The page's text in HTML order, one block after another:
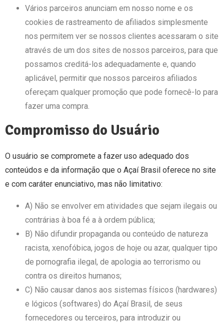
Vários parceiros anunciam em nosso nome e os
cookies de rastreamento de afiliados simplesmente
nos permitem ver se nossos clientes acessaram o site
através de um dos sites de nossos parceiros, para que
possamos creditá-los adequadamente e, quando
aplicável, permitir que nossos parceiros afiliados
ofereçam qualquer promoção que pode fornecê-lo para
fazer uma compra.
Compromisso do Usuário
O usuário se compromete a fazer uso adequado dos
conteúdos e da informação que o Açaí Brasil oferece no site
e com caráter enunciativo, mas não limitativo:
A) Não se envolver em atividades que sejam ilegais ou
contrárias à boa fé a à ordem pública;
B) Não difundir propaganda ou conteúdo de natureza
racista, xenofóbica, jogos de hoje ou azar, qualquer tipo
de pornografia ilegal, de apologia ao terrorismo ou
contra os direitos humanos;
C) Não causar danos aos sistemas físicos (hardwares)
e lógicos (softwares) do Açaí Brasil, de seus
fornecedores ou terceiros, para introduzir ou